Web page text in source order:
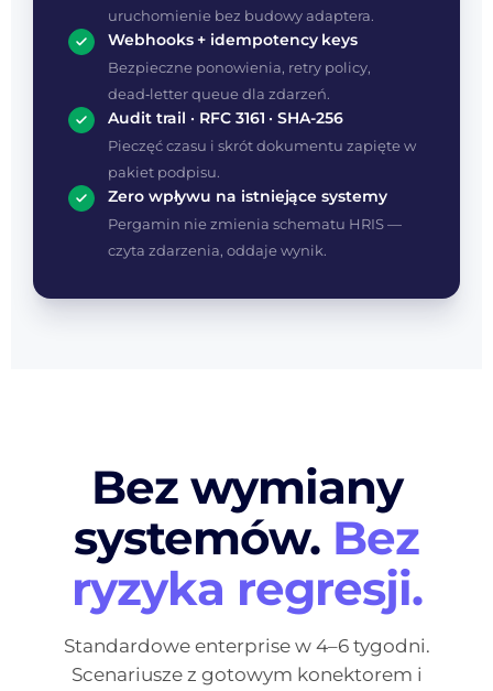
uruchomienie bez budowy adaptera.
Webhooks + idempotency keys
Bezpieczne ponowienia, retry policy,
dead‑letter queue dla zdarzeń.
Audit trail · RFC 3161 · SHA-256
Pieczęć czasu i skrót dokumentu zapięte w
pakiet podpisu.
Zero wpływu na istniejące systemy
Pergamin nie zmienia schematu HRIS —
czyta zdarzenia, oddaje wynik.
Bez wymiany
systemów. Bez
ryzyka regresji.
Standardowe enterprise w 4–6 tygodni.
Scenariusze z gotowym konektorem i